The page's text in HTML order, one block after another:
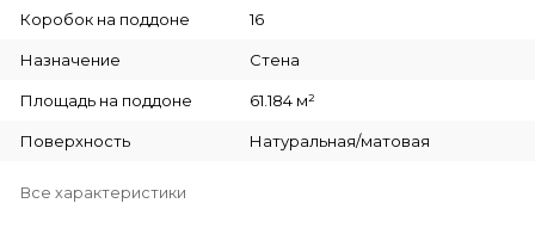
Коробок на поддоне 16
Назначение Стена
Площадь на поддоне 61.184 м²
Поверхность Натуральная/матовая
Все характеристики